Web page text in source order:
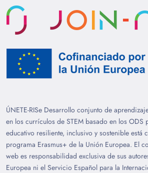
ÚNETE-RISe Desarrollo conjunto de
en los currículos de STEM basado en los ODS
educativo resiliente, inclusivo y sostenible está
programa Erasmus+ de la Unión Europea. El
web es responsabilidad exclusiva de sus
Europea ni el Servicio Español para la